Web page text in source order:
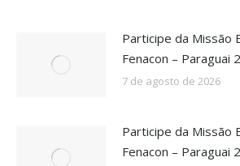
Participe da Missão
Fenacon – Paraguai
7 de agosto de 2026
Participe da Missão
Fenacon – Paraguai